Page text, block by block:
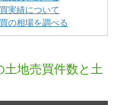
実績について
の相場を調べる
地売買件数と土